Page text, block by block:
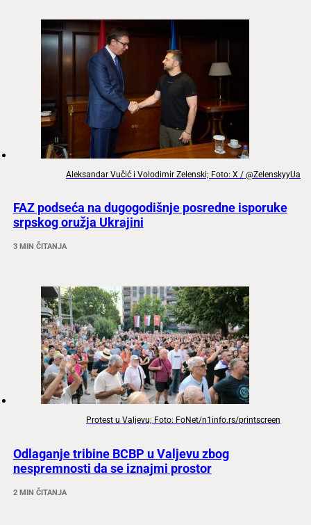
Aleksandar Vučić i Volodimir Zelenski; Foto: X / @ZelenskyyUa
FAZ podseća na dugogodišnje posredne isporuke
srpskog oružja Ukrajini
3 MIN ČITANJA
Protest u Valjevu; Foto: FoNet/n1info.rs/printscreen
Odlaganje tribine BCBP u Valjevu zbog
nespremnosti da se iznajmi prostor
2 MIN ČITANJA